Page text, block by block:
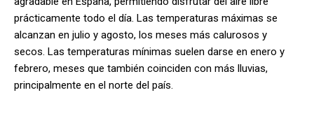
prácticamente todo el día. Las temperaturas máximas se
alcanzan en julio y agosto, los meses más calurosos y
secos. Las temperaturas mínimas suelen darse en enero y
febrero, meses que también coinciden con más lluvias,
principalmente en el norte del país.